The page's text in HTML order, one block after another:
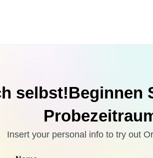
selbst!Beginnen
Insert your personal info to try out